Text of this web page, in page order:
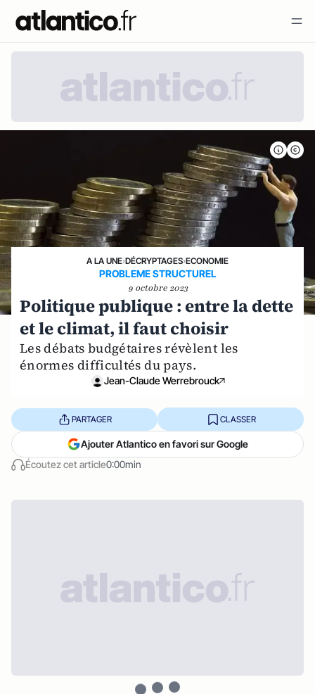
A LA UNE›DÉCRYPTAGES›ECONOMIE
PROBLEME STRUCTUREL
9 octobre 2023
Politique publique : entre la dette
et le climat, il faut choisir
Les débats budgétaires révèlent les
énormes difficultés du pays.
Jean-Claude Werrebrouck
Écoutez cet article0:00min
PARTAGER CLASSER
Ajouter Atlantico en favori sur Google